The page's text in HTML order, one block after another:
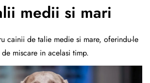
medii si mari
cainii de talie medie si mare, oferindu-le
miscare in acelasi timp.